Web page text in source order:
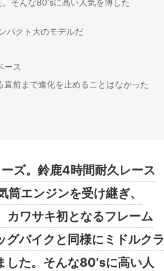
そんな80’sに高い人気を博した
パクト大のモデルだ
ース
前まで進化を止めることはなかった
ズ。鈴鹿4時間耐久レース
エンジンを受け継ぎ、
ワサキ初となるフレーム
バイクと同様にミドルクラ
した。そんな80’sに高い人